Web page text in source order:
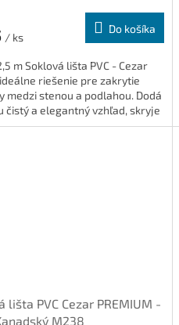
/ ks
Do košíka
m Soklová lišta PVC - Cezar
riešenie pre zakrytie
medzi stenou a podlahou. Dodá
čistý a elegantný vzhľad, skryje
lišta PVC Cezar PREMIUM -
M238